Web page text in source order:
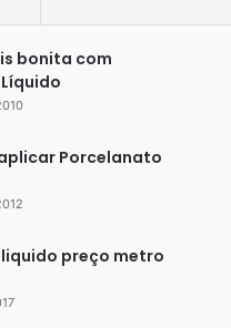
bonita com
Porcelanato
preço metro